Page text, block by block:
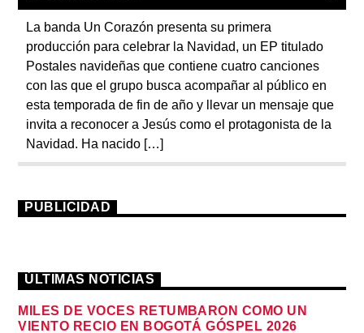
La banda Un Corazón presenta su primera
producción para celebrar la Navidad, un EP titulado
Postales navideñas que contiene cuatro canciones
con las que el grupo busca acompañar al público en
esta temporada de fin de año y llevar un mensaje que
invita a reconocer a Jesús como el protagonista de la
Navidad. Ha nacido […]
PUBLICIDAD
ÚLTIMAS NOTICIAS
MILES DE VOCES RETUMBARON COMO UN
VIENTO RECIO EN BOGOTÁ GÓSPEL 2026